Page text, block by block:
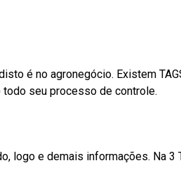
é no agronegócio. Existem
todo seu processo de controle.
logo e demais informações. Na 3